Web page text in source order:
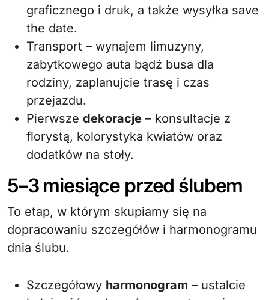
graficznego i druk, a także wysyłka save
the date.
Transport – wynajem limuzyny,
zabytkowego auta bądź busa dla
rodziny, zaplanujcie trasę i czas
przejazdu.
Pierwsze dekoracje – konsultacje z
florystą, kolorystyka kwiatów oraz
dodatków na stoły.
5–3 miesiące przed ślubem
To etap, w którym skupiamy się na
dopracowaniu szczegółów i harmonogramu
dnia ślubu.
Szczegółowy harmonogram – ustalcie